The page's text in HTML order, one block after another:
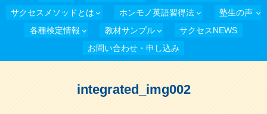
サクセスメソッドとは
ホンモノ英語習得法
塾生の声
各種検定情報
教材サンプル
サクセスNEWS
お問い合わせ・申し込み
integrated_img002